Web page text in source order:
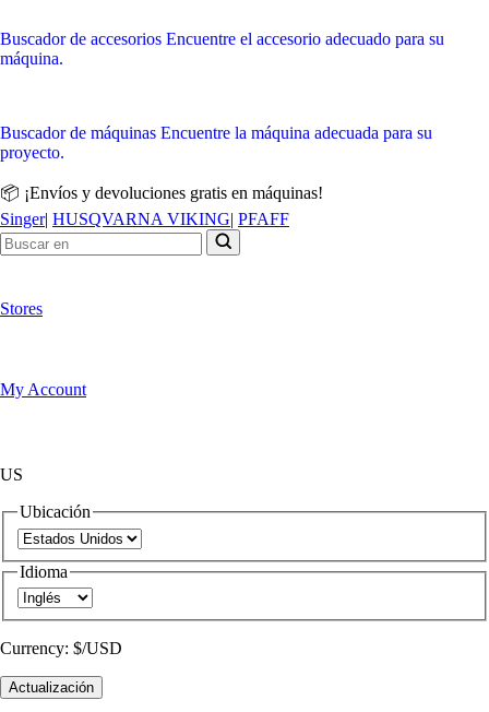
Buscador de accesorios Encuentre el accesorio adecuado para su
máquina.
Buscador de máquinas Encuentre la máquina adecuada para su
proyecto.
📦 ¡Envíos y devoluciones gratis en máquinas!
Singer| HUSQVARNA VIKING| PFAFF
Stores
My Account
US
Ubicación
Idioma
Currency: $/USD
Actualización